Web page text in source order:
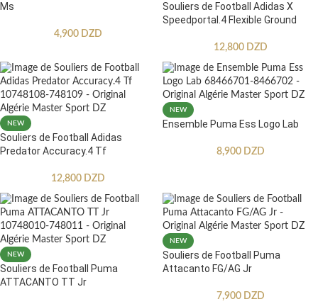
Ms
4,900 DZD
Souliers de Football Adidas X
Speedportal.4 Flexible Ground
12,800 DZD
NEW
Souliers de Football Adidas
Predator Accuracy.4 Tf
12,800 DZD
NEW
Ensemble Puma Ess Logo Lab
8,900 DZD
NEW
Souliers de Football Puma
ATTACANTO TT Jr
NEW
Souliers de Football Puma
Attacanto FG/AG Jr
7,900 DZD